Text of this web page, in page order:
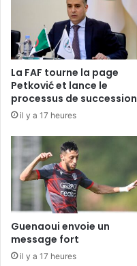
La FAF tourne la page
Petković et lance le
processus de succession
il y a 17 heures
Guenaoui envoie un
message fort
il y a 17 heures